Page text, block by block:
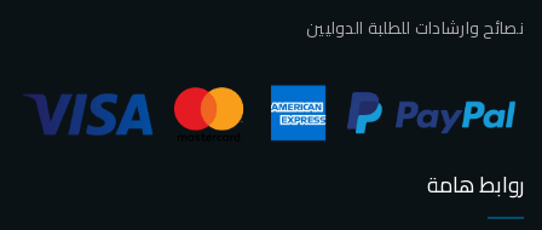
نصائح وارشادات للطلبة الدوليين
روابط هامة